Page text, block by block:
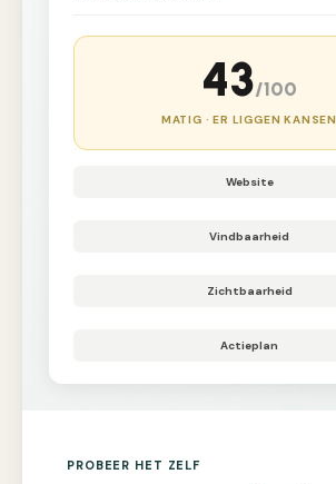
43/100
MATIG · ER LIGGEN KANSEN
Website
Vindbaarheid
Zichtbaarheid
Actieplan
PROBEER HET ZELF